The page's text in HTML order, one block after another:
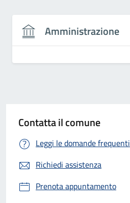
Amministrazione
Contatta il comune
Leggi le domande frequenti
Richiedi assistenza
Prenota appuntamento